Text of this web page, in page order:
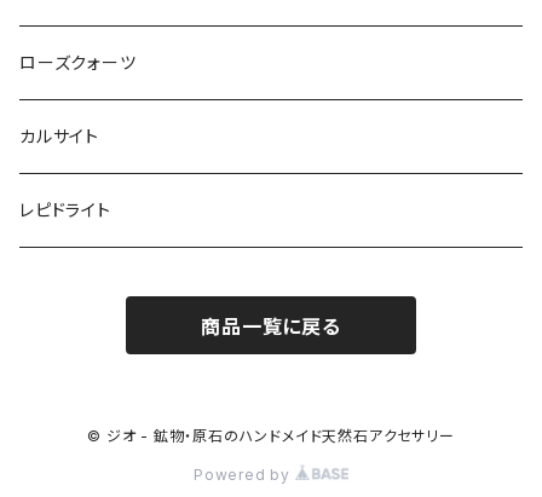
ローズクォーツ
カルサイト
レピドライト
商品一覧に戻る
© ジオ - 鉱物・原石のハンドメイド天然石アクセサリー
Powered by